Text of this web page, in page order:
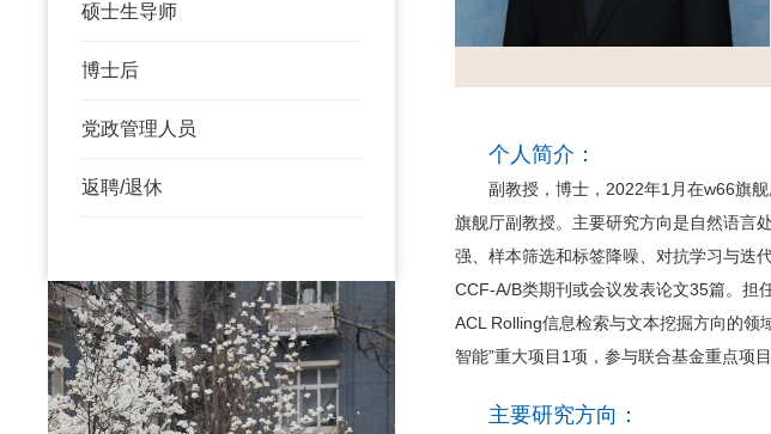
硕士生导师
博士后
党政管理人员
返聘/退休
个人简介：
副教授，博士，2022年1月在w66旗舰
旗舰厅副教授。主要研究方向是自然语言
强、样本筛选和标签降噪、对抗学习与迭
CCF-A/B类期刊或会议发表论文35篇。担
ACL Rolling信息检索与文本挖掘方向的领
智能”重大项目1项，参与联合基金重点项目
主要研究方向：